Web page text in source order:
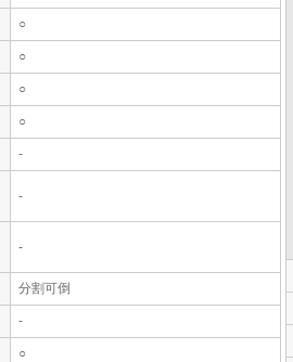
○
○
○
○
-
-
-
分割可倒
-
○